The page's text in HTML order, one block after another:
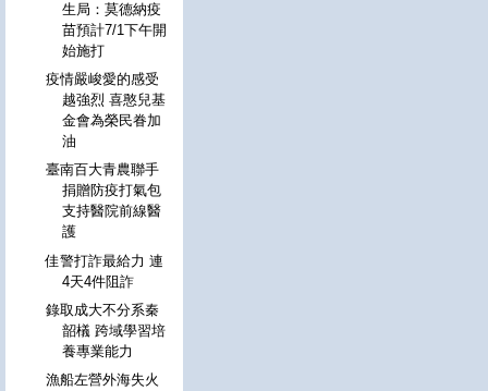
生局：莫德納疫
苗預計7/1下午開
始施打
疫情嚴峻愛的感受
越強烈 喜憨兒基
金會為榮民眷加
油
臺南百大青農聯手
捐贈防疫打氣包
支持醫院前線醫
護
佳警打詐最給力 連
4天4件阻詐
錄取成大不分系秦
韶檥 跨域學習培
養專業能力
漁船左營外海失火